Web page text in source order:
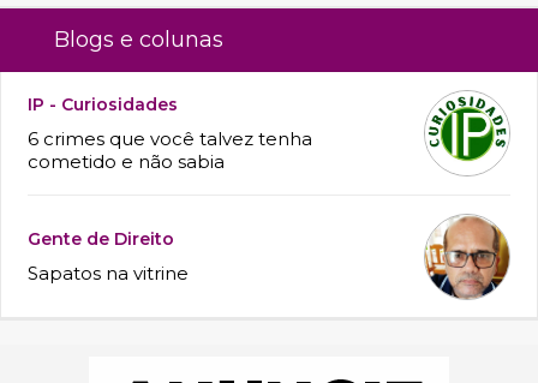
Blogs e colunas
IP - Curiosidades
6 crimes que você talvez tenha
cometido e não sabia
Gente de Direito
Sapatos na vitrine